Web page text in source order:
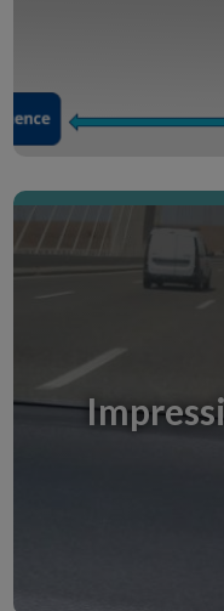
Entdecke den
Creative Room
cadre de
Tassel78 |